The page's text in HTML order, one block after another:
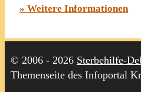
» Weitere Informationen
© 2006 - 2026 Sterbehilfe-
Themenseite des Infoportal